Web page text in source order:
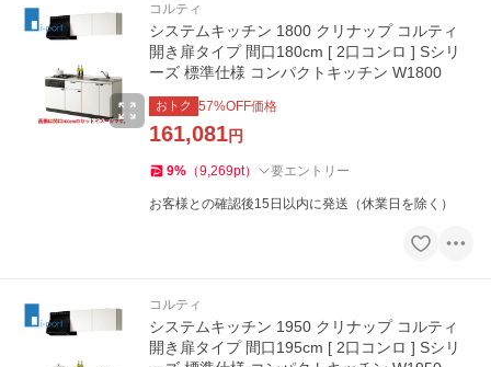
コルティ
システムキッチン 1800 クリナップ コルティ
開き扉タイプ 間口180cm [ 2口コンロ ] Sシリ
ーズ 標準仕様 コンパクトキッチン W1800
おトク 57%OFF価格
161,081円
9% （9,269pt） 要エントリー
お客様との確認後15日以内に発送（休業日を除く）
コルティ
システムキッチン 1950 クリナップ コルティ
開き扉タイプ 間口195cm [ 2口コンロ ] Sシリ